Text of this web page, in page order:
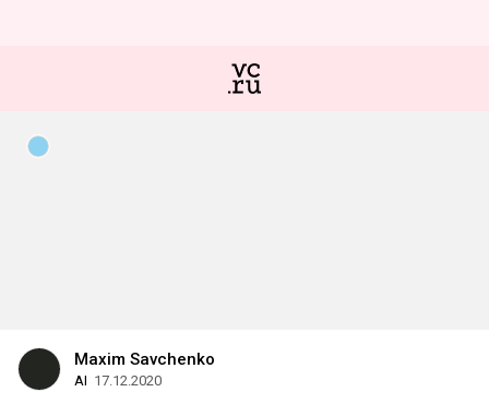
Maxim Savchenko
AI 17.12.2020